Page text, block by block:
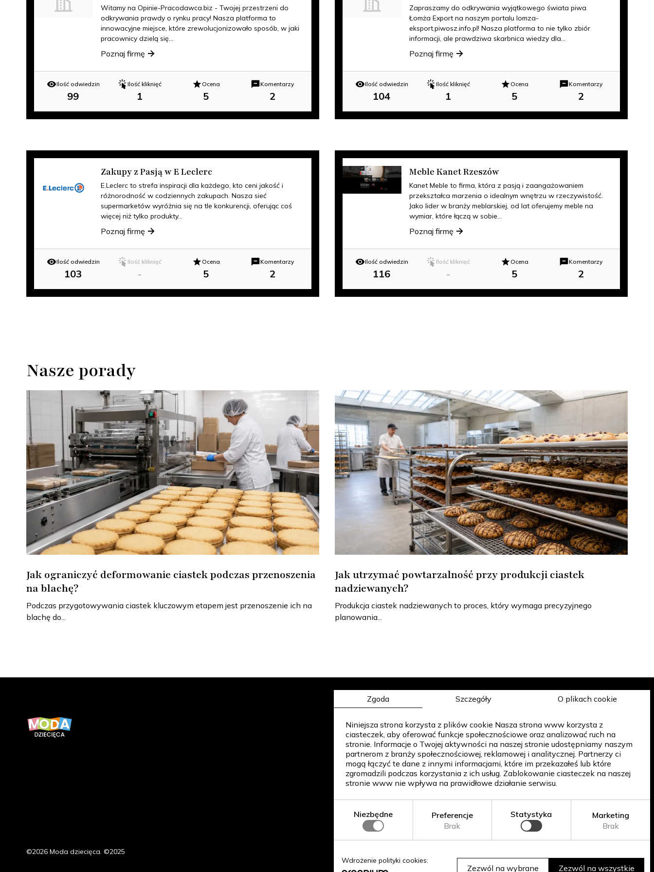
Witamy na Opinie-Pracodawca.biz - Twojej przestrzeni do
odkrywania prawdy o rynku pracy! Nasza platforma to
innowacyjne miejsce, które zrewolucjonizowało sposób, w jaki
pracownicy dzielą się...
Poznaj firmę
Ilość odwiedzin
99
Ilość kliknięć
1
Ocena
5
Komentarzy
2
Zapraszamy do odkrywania wyjątkowego świata piwa
Łomża Export na naszym portalu lomza-
eksport.piwosz.info.pl! Nasza platforma to nie tylko zbiór
informacji, ale prawdziwa skarbnica wiedzy dla...
Poznaj firmę
Ilość odwiedzin
104
Ilość kliknięć
1
Ocena
5
Komentarzy
2
Zakupy z Pasją w E Leclerc
E.Leclerc to strefa inspiracji dla każdego, kto ceni jakość i
różnorodność w codziennych zakupach. Nasza sieć
supermarketów wyróżnia się na tle konkurencji, oferując coś
więcej niż tylko produkty...
Poznaj firmę
Ilość odwiedzin
103
Ilość kliknięć
-
Ocena
5
Komentarzy
2
Meble Kanet Rzeszów
Kanet Meble to firma, która z pasją i zaangażowaniem
przekształca marzenia o idealnym wnętrzu w rzeczywistość.
Jako lider w branży meblarskiej, od lat oferujemy meble na
wymiar, które łączą w sobie...
Poznaj firmę
Ilość odwiedzin
116
Ilość kliknięć
-
Ocena
5
Komentarzy
2
Nasze porady
Jak ograniczyć deformowanie ciastek podczas przenoszenia
na blachę?
Podczas przygotowywania ciastek kluczowym etapem jest przenoszenie ich na
blachę do...
Jak utrzymać powtarzalność przy produkcji ciastek
nadziewanych?
Produkcja ciastek nadziewanych to proces, który wymaga precyzyjnego
planowania...
O nasKontaktPolityka prywatności (RODO. Cookies)
©2026 Moda dziecięca. ©2025
Zgoda Szczegóły O plikach cookie
Niniejsza strona korzysta z plików cookie Nasza strona www korzysta z
ciasteczek, aby oferować funkcje społecznościowe oraz analizować ruch na
stronie. Informacje o Twojej aktywności na naszej stronie udostępniamy naszym
partnerom z branży społecznościowej, reklamowej i analitycznej. Partnerzy ci
mogą łączyć te dane z innymi informacjami, które im przekazałeś lub które
zgromadzili podczas korzystania z ich usług. Zablokowanie ciasteczek na naszej
stronie www nie wpływa na prawidłowe działanie serwisu.
Niezbędne
Preferencje
Brak
Statystyka
Marketing
Brak
Wdrożenie polityki cookies:
Zezwól na wybrane Zezwól na wszystkie